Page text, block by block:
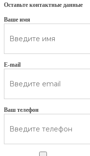
Оставьте контактные данные
Ваше имя
E-mail
Ваш телефон